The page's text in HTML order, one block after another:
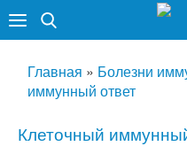
Главная » Болезни
иммунный ответ
Клеточный